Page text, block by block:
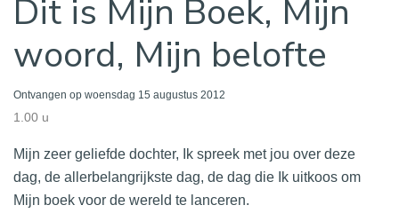
Dit is Mijn Boek, Mijn
woord, Mijn belofte
Ontvangen op woensdag 15 augustus 2012
1.00 u
Mijn zeer geliefde dochter, Ik spreek met jou over deze
dag, de allerbelangrijkste dag, de dag die Ik uitkoos om
Mijn boek voor de wereld te lanceren.